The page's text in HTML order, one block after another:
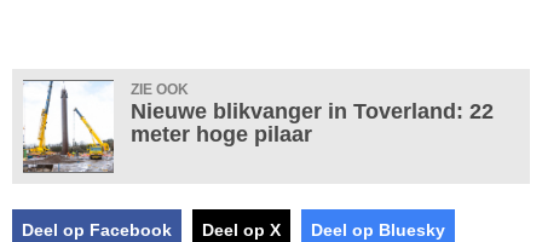
ZIE OOK
Nieuwe blikvanger in Toverland: 22
meter hoge pilaar
Deel op Facebook Deel op X Deel op Bluesky